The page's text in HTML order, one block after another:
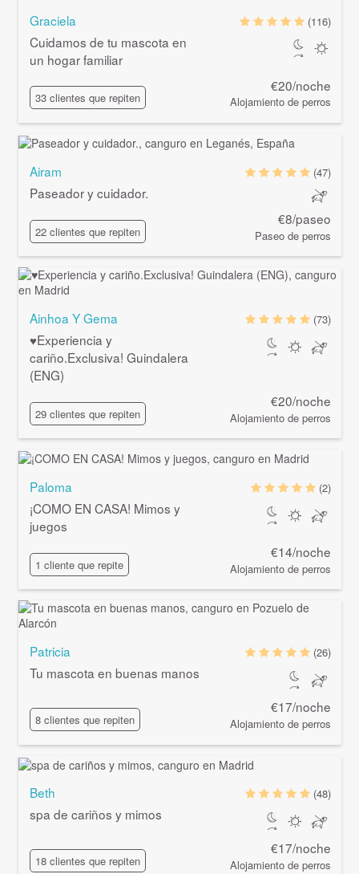
Graciela
Cuidamos de tu mascota en
un hogar familiar
33 clientes que repiten
(116)
€20/noche
Alojamiento de perros
Airam
Paseador y cuidador.
22 clientes que repiten
(47)
€8/paseo
Paseo de perros
Ainhoa Y Gema
♥Experiencia y
cariño.Exclusiva! Guindalera
(ENG)
29 clientes que repiten
(73)
€20/noche
Alojamiento de perros
Paloma
¡COMO EN CASA! Mimos y
juegos
1 cliente que repite
(2)
€14/noche
Alojamiento de perros
Patricia
Tu mascota en buenas manos
8 clientes que repiten
(26)
€17/noche
Alojamiento de perros
Beth
spa de cariños y mimos
18 clientes que repiten
(48)
€17/noche
Alojamiento de perros